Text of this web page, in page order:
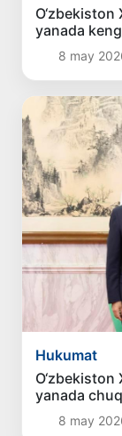
yanada
8 may
Hukumat
yanada
bildirdi8 may